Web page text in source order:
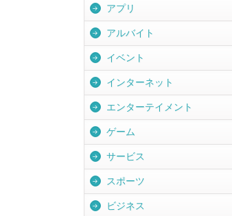
アプリ
アルバイト
イベント
インターネット
エンターテイメント
ゲーム
サービス
スポーツ
ビジネス